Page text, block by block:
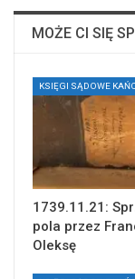
MOŻE CI SIĘ
KSIĘGI SĄDOWE
1739.11.21:
pola przez
Oleksę